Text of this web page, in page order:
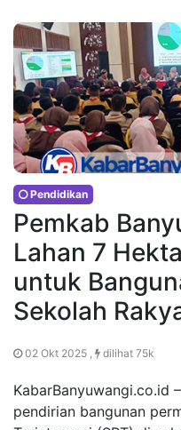
Pendidikan
Pemkab
Lahan 7
untuk
Sekolah
02 Okt 2025 , dilihat 75k
KabarBanyuwangi.co.id
pendirian bangunan